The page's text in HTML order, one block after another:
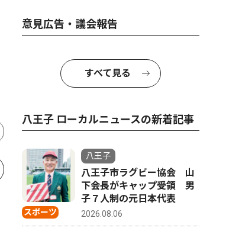
八王子
園」に役立てて 実践へ応援
金２００万円
意見広告・議会報告
すべて見る
八王子 ローカルニュースの新着記事
スポーツ
八王子
八王子市ラグビー協会 山
下会長がキャップ受領 男
子７人制の元日本代表
2026.08.06